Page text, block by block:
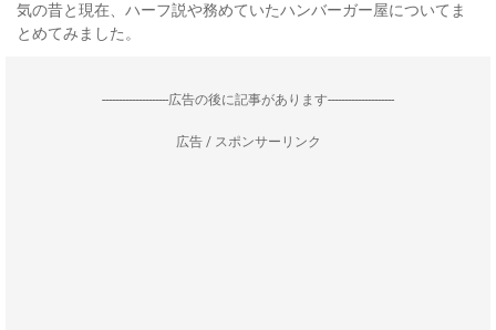
気の昔と現在、ハーフ説や務めていたハンバーガー屋についてま
とめてみました。
--------------------広告の後に記事があります--------------------
広告 / スポンサーリンク